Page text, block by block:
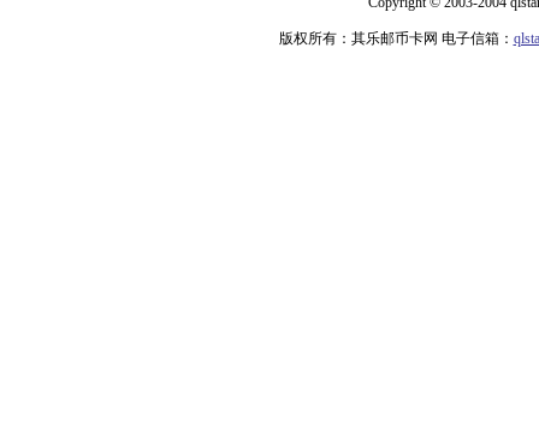
版权所有：其乐邮币卡网 电子信箱：